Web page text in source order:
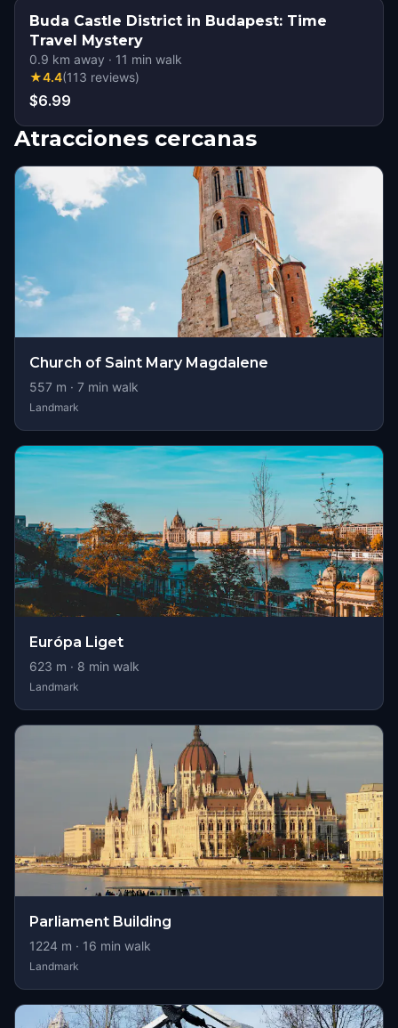
Buda Castle District in Budapest: Time
Travel Mystery
0.9 km away · 11 min walk
★4.4(113 reviews)
$6.99
Atracciones cercanas
Church of Saint Mary Magdalene
557 m · 7 min walk
Landmark
Európa Liget
623 m · 8 min walk
Landmark
Parliament Building
1224 m · 16 min walk
Landmark